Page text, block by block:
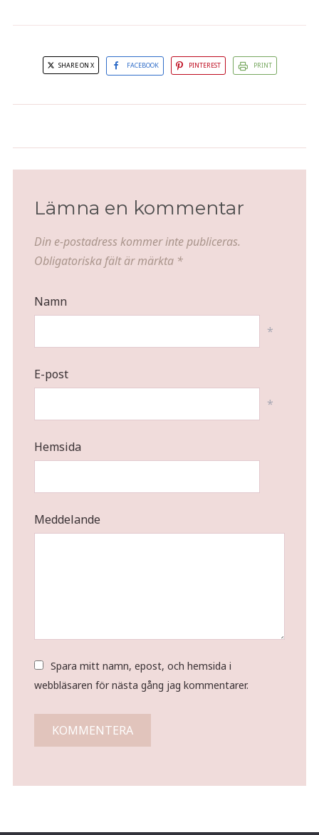
SHARE ON X FACEBOOK PINTEREST PRINT
Lämna en kommentar
Din e-postadress kommer inte publiceras.
Obligatoriska fält är märkta *
Namn
*
E-post
*
Hemsida
Meddelande
Spara mitt namn, epost, och hemsida i
webbläsaren för nästa gång jag kommentarer.